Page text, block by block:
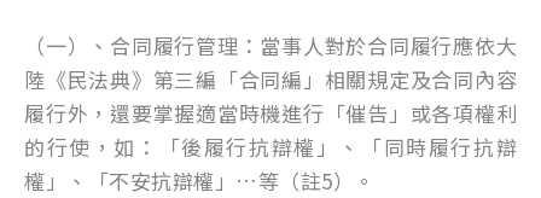
（一）、合同履行管理：當事人對於合同履行應依大
陸《民法典》第三編「合同編」相關規定及合同內容
履行外，還要掌握適當時機進行「催告」或各項權利
的行使，如：「後履行抗辯權」、「同時履行抗辯
權」、「不安抗辯權」…等（註5）。